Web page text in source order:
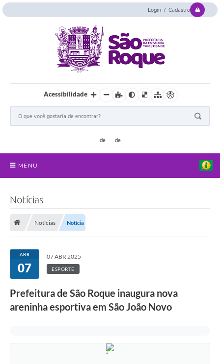
Login / Cadastro
Acessibilidade
MENU
Atribuições
Transparência
Arvorômetro
Notícias
Notícias Notícia
ABR
07
07 ABR 2025
ESPORTE
Prefeitura de São Roque inaugura nova
areninha esportiva em São João Novo